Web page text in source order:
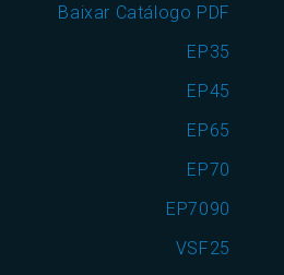
Baixar Catálogo PDF
EP35
EP45
EP65
EP70
EP7090
VSF25